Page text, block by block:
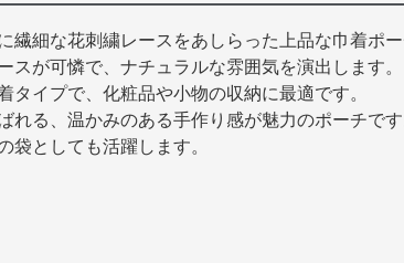
繊細な花刺繍レースをあしらった上品な巾着ポー
スが可憐で、ナチュラルな雰囲気を演出します。
タイプで、化粧品や小物の収納に最適です。
れる、温かみのある手作り感が魅力のポーチです
袋としても活躍します。